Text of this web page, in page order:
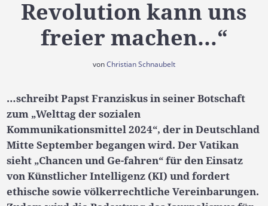
Revolution kann uns
freier machen…“
vonChristian Schnaubelt
…schreibt Papst Franziskus in seiner Botschaft
zum „Welttag der sozialen
Kommunikationsmittel 2024“, der in Deutschland
Mitte September begangen wird. Der Vatikan
sieht „Chancen und Ge-fahren“ für den Einsatz
von Künstlicher Intelligenz (KI) und fordert
ethische sowie völkerrechtliche Vereinbarungen.